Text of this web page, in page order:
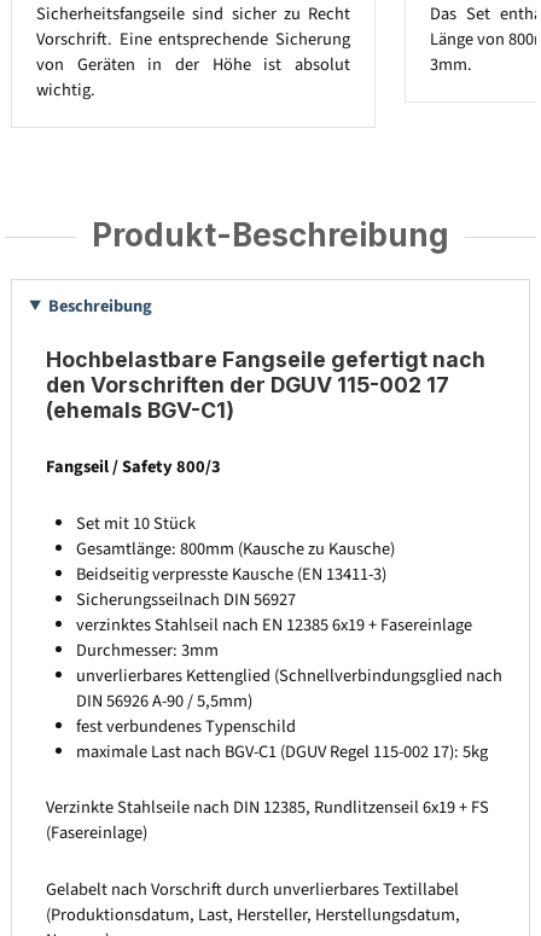
Sicherheitsfangseile sind sicher zu Recht
Vorschrift. Eine entsprechende Sicherung
von Geräten in der Höhe ist absolut
wichtig.
Das Set
Länge von
3mm.
Produkt-Beschreibung
Beschreibung
Hochbelastbare Fangseile gefertigt nach
den Vorschriften der DGUV 115-002 17
(ehemals BGV-C1)
Fangseil / Safety 800/3
Set mit 10 Stück
Gesamtlänge: 800mm (Kausche zu Kausche)
Beidseitig verpresste Kausche (EN 13411-3)
Sicherungsseilnach DIN 56927
verzinktes Stahlseil nach EN 12385 6x19 + Fasereinlage
Durchmesser: 3mm
unverlierbares Kettenglied (Schnellverbindungsglied nach
DIN 56926 A-90 / 5,5mm)
fest verbundenes Typenschild
maximale Last nach BGV-C1 (DGUV Regel 115-002 17): 5kg
Verzinkte Stahlseile nach DIN 12385, Rundlitzenseil 6x19 + FS
(Fasereinlage)
Gelabelt nach Vorschrift durch unverlierbares Textillabel
(Produktionsdatum, Last, Hersteller, Herstellungsdatum,